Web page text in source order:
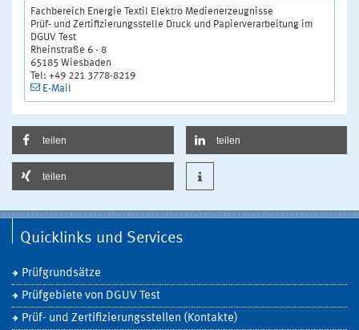
Fachbereich Energie Textil Elektro Medienerzeugnisse
Prüf- und Zertifizierungsstelle Druck und Papierverarbeitung im
DGUV Test
Rheinstraße 6 - 8
65185 Wiesbaden
Tel: +49 221 3778-8219
E-Mail
teilen teilen
teilen
Quicklinks und Services
Prüfgrundsätze
Prüfgebiete von DGUV Test
Prüf- und Zertifizierungsstellen (Kontakte)